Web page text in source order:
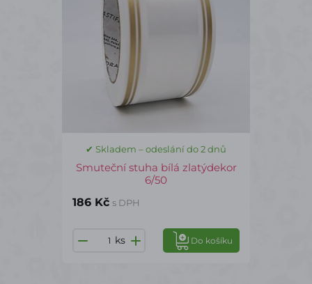
✔ Skladem – odeslání do 2 dnů
Smuteční stuha bílá zlatýdekor
6/50
186 Kč s DPH
ks Do košíku